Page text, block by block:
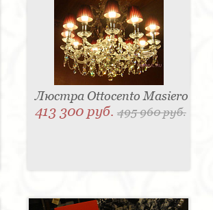
Люстра Ottocento Masiero
413 300 руб. 495 960 руб.